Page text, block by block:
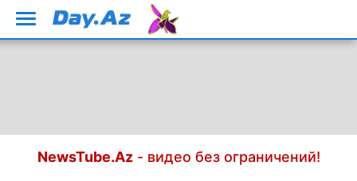
NewsTube.Az- видео без ограничений!